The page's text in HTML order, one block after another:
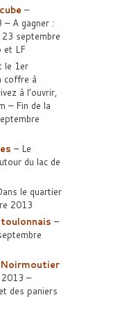
–
– A gagner :
septembre
et LF
le 1er
coffre à
à l’ouvrir,
– Fin de la
– Le
du lac de
le quartier
2013
–
Noirmoutier
–
des paniers